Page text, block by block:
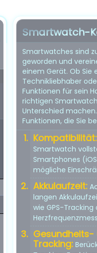
Smartwatch-
Smartwatches sind
geworden und
einem Gerät. Ob Sie
Technikliebhaber
Funktionen für sein
richtigen
Unterschied
Funktionen, die Sie
Kompatibilität:
Smartwatch
Smartphones
mögliche
Akkulaufzeit:
langen
wie GPS-
Gesundheits-
Tracking: